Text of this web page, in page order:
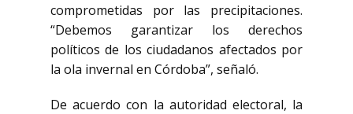
comprometidas por las precipitaciones.
“Debemos garantizar los derechos
políticos de los ciudadanos afectados por
la ola invernal en Córdoba”, señaló.
De acuerdo con la autoridad electoral, la